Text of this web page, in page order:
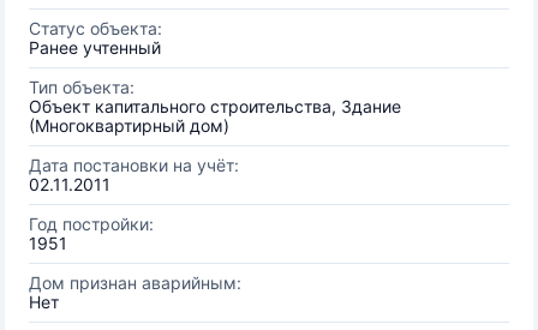
Статус объекта:
Ранее учтенный
Тип объекта:
Объект капитального строительства, Здание
(Многоквартирный дом)
Дата постановки на учёт:
02.11.2011
Год постройки:
1951
Дом признан аварийным:
Нет